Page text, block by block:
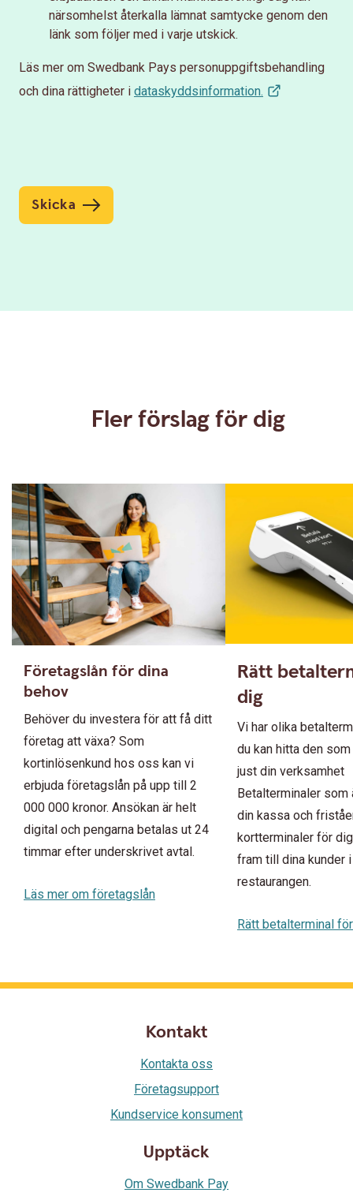
närsomhelst återkalla lämnat samtycke genom den
länk som följer med i varje utskick.
Läs mer om Swedbank Pays personuppgiftsbehandling
och dina rättigheter i dataskyddsinformation.
Skicka
Fler förslag för dig
Företagslån för dina
behov
Behöver du investera för att få ditt
företag att växa? Som
kortinlösenkund hos oss kan vi
erbjuda företagslån på upp till 2
000 000 kronor. Ansökan är helt
digital och pengarna betalas ut 24
timmar efter underskrivet avtal.
Läs mer om företagslån
Rätt
dig
Vi har olika
du kan hitta den
just din verksamhet
Betalterminaler som
din kassa och
kortterminaler för
fram till dina kunder
restaurangen.
Rätt betalterminal
Kontakt
Kontakta oss
Företagsupport
Kundservice konsument
Upptäck
Om Swedbank Pay